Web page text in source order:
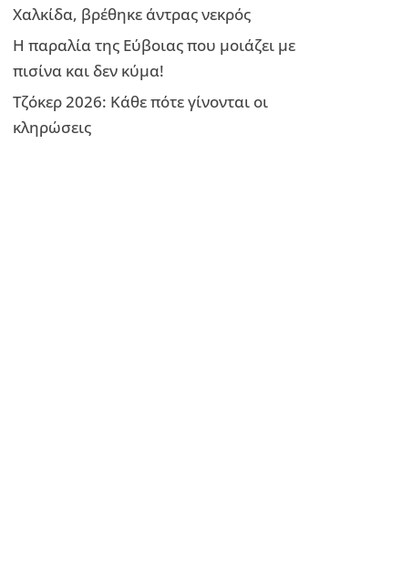
Χαλκίδα, βρέθηκε άντρας νεκρός
Η παραλία της Εύβοιας που μοιάζει με
πισίνα και δεν κύμα!
Τζόκερ 2026: Κάθε πότε γίνονται οι
κληρώσεις